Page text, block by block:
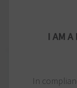
I AM A
In